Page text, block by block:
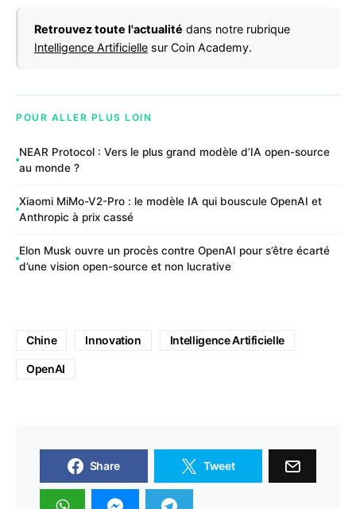
Retrouvez toute l'actualité dans notre rubrique
Intelligence Artificielle sur Coin Academy.
POUR ALLER PLUS LOIN
NEAR Protocol : Vers le plus grand modèle d’IA open-source
au monde ?
Xiaomi MiMo-V2-Pro : le modèle IA qui bouscule OpenAI et
Anthropic à prix cassé
Elon Musk ouvre un procès contre OpenAI pour s’être écarté
d’une vision open-source et non lucrative
Chine Innovation Intelligence Artificielle
OpenAI
Share Tweet